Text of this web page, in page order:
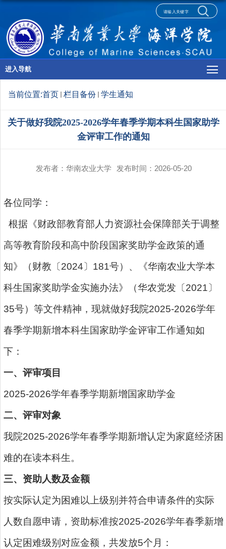
进入导航
当前位置:首页 栏目备份 学生通知
关于做好我院2025-2026学年春季学期本科生国家助学
金评审工作的通知
发布者：华南农业大学 发布时间：2026-05-20
各位同学：
根据《财政部教育部人力资源社会保障部关于调整
高等教育阶段和高中阶段国家奖助学金政策的通
知》（财教〔2024〕181号）、《华南农业大学本
科生国家奖助学金实施办法》（华农党发〔2021〕
35号）等文件精神，现就做好我院2025-2026学年
春季学期新增本科生国家助学金评审工作通知如
下：
一、评审项目
2025-2026学年春季学期新增国家助学金
二、评审对象
我院2025-2026学年春季学期新增认定为家庭经济困
难的在读本科生。
三、资助人数及金额
按实际认定为困难以上级别并符合申请条件的实际
人数自愿申请，资助标准按2025-2026学年春季新增
认定困难级别对应金额，共发放5个月：